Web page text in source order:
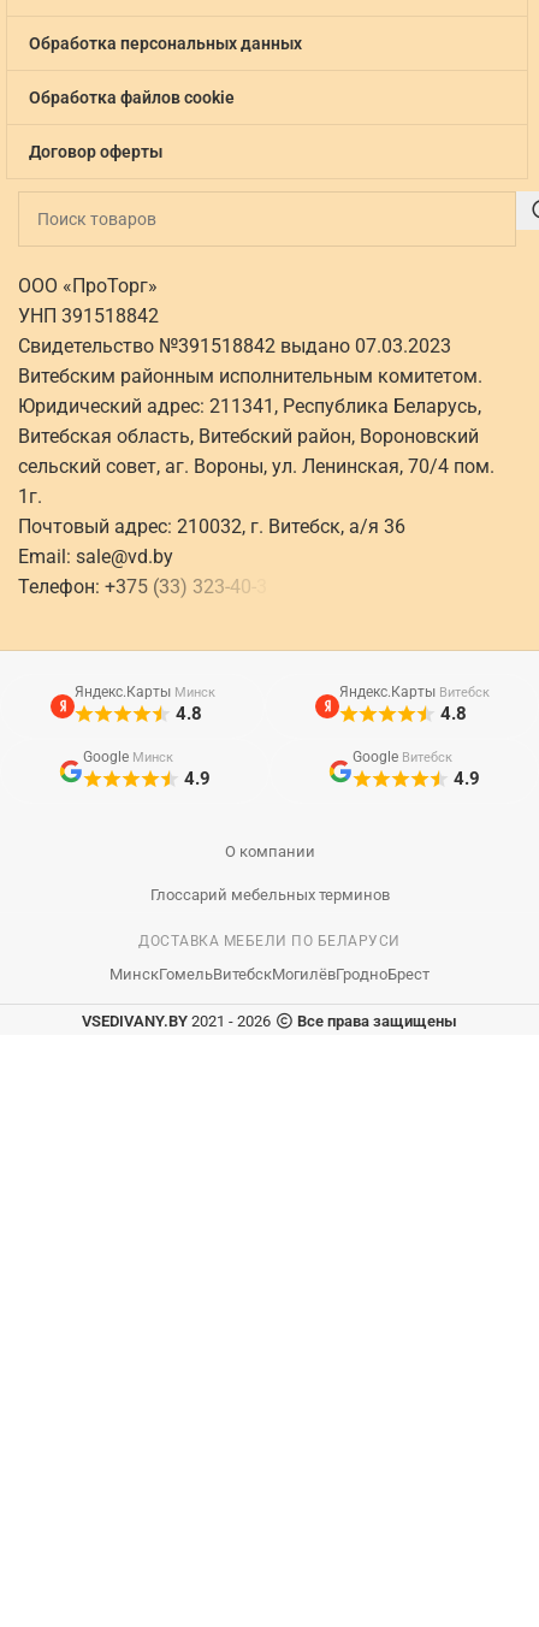
Обработка персональных данных
Обработка файлов cookie
Договор оферты
ООО «ПроТорг»
УНП 391518842
Свидетельство №391518842 выдано 07.03.2023
Витебским районным исполнительным комитетом.
Юридический адрес: 211341, Республика Беларусь,
Витебская область, Витебский район, Вороновский
сельский совет, аг. Вороны, ул. Ленинская, 70/4 пом.
1г.
Почтовый адрес: 210032, г. Витебск, а/я 36
Email: sale@vd.by
Телефон: +375 (33) 323-40-
Яндекс.Карты Минск
4.8
Яндекс.Карты Витебск
4.8
Google Минск
4.9
Google Витебск
4.9
О компании
Глоссарий мебельных терминов
ДОСТАВКА МЕБЕЛИ ПО БЕЛАРУСИ
МинскГомельВитебскМогилёвГродноБрест
VSEDIVANY.BY 2021 - 2026 Все права защищены